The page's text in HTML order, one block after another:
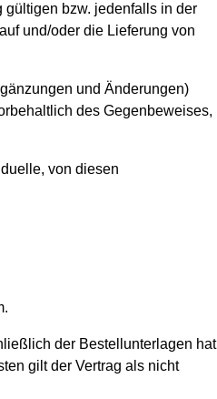
gültigen bzw. jedenfalls in der
und/oder die Lieferung von
und Änderungen)
des Gegenbeweises,
von diesen
der Bestellunterlagen hat
gilt der Vertrag als nicht